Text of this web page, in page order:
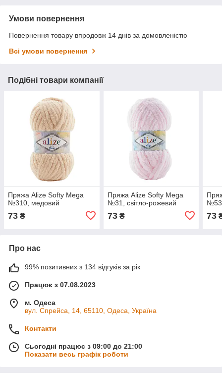
Умови повернення
Повернення товару впродовж 14 днів за домовленістю
Всі умови повернення
Подібні товари компанії
Пряжа Alize Softy Mega
№310, медовий
73 ₴
Пряжа Alize Softy Mega
№31, світло-рожевий
73₴ 73
Про нас
99% позитивних з 134 відгуків за рік
Працює з 07.08.2023
м. Одеса
вул. Спрейса, 14, 65110, Одеса, Україна
Контакти
Сьогодні працює з 09:00 до 21:00
Показати весь графік роботи